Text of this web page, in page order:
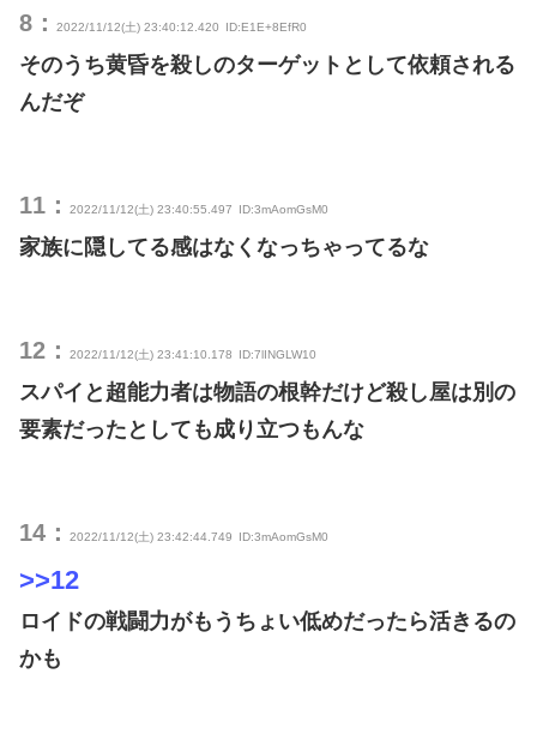
8： 2022/11/12(土) 23:40:12.420 ID:E1E+8EfR0
そのうち黄昏を殺しのターゲットとして依頼される
んだぞ
11： 2022/11/12(土) 23:40:55.497 ID:3mAomGsM0
家族に隠してる感はなくなっちゃってるな
12： 2022/11/12(土) 23:41:10.178 ID:7lINGLW10
スパイと超能力者は物語の根幹だけど殺し屋は別の
要素だったとしても成り立つもんな
14： 2022/11/12(土) 23:42:44.749 ID:3mAomGsM0
>>12
ロイドの戦闘力がもうちょい低めだったら活きるの
かも